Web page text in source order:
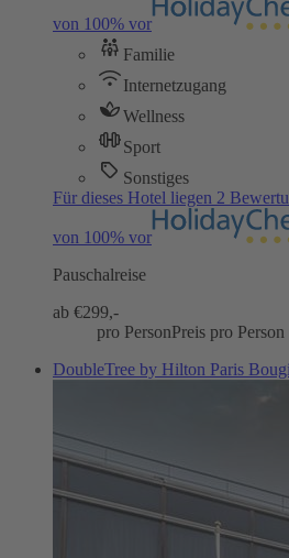
von 100% vor
Familie
Internetzugang
Wellness
Sport
Sonstiges
Für dieses Hotel liegen 2
von 100% vor
Pauschalreise
ab €299,-
pro PersonPreis pro Person
DoubleTree by Hilton Paris